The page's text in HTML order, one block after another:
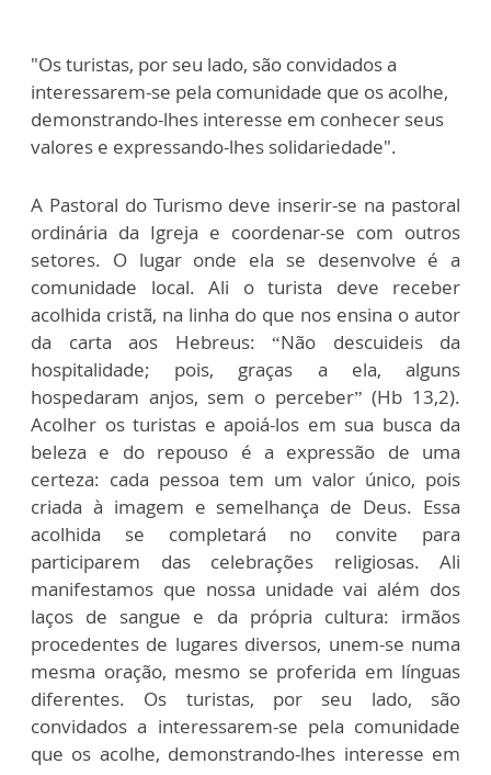
"Os turistas, por seu lado, são convidados a
interessarem-se pela comunidade que os acolhe,
demonstrando-lhes interesse em conhecer seus
valores e expressando-lhes solidariedade".
A Pastoral do Turismo deve inserir-se na pastoral
ordinária da Igreja e coordenar-se com outros
setores. O lugar onde ela se desenvolve é a
comunidade local. Ali o turista deve receber
acolhida cristã, na linha do que nos ensina o autor
da carta aos Hebreus: “Não descuideis da
hospitalidade; pois, graças a ela, alguns
hospedaram anjos, sem o perceber” (Hb 13,2).
Acolher os turistas e apoiá-los em sua busca da
beleza e do repouso é a expressão de uma
certeza: cada pessoa tem um valor único, pois
criada à imagem e semelhança de Deus. Essa
acolhida se completará no convite para
participarem das celebrações religiosas. Ali
manifestamos que nossa unidade vai além dos
laços de sangue e da própria cultura: irmãos
procedentes de lugares diversos, unem-se numa
mesma oração, mesmo se proferida em línguas
diferentes. Os turistas, por seu lado, são
convidados a interessarem-se pela comunidade
que os acolhe, demonstrando-lhes interesse em